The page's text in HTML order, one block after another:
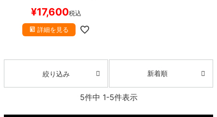
スケボー
¥17,600税込
詳細を見る
絞り込み 新着順
5件中 1-5件表示